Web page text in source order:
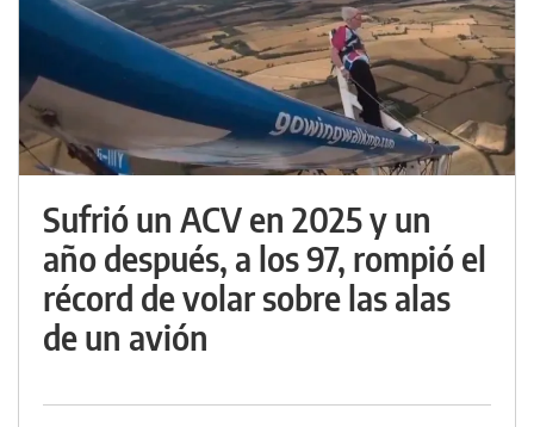
Sufrió un ACV en 2025 y un
año después, a los 97, rompió el
récord de volar sobre las alas
de un avión